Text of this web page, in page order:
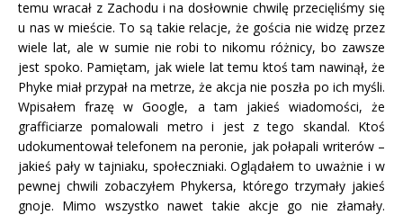
temu wracał z Zachodu i na dosłownie chwilę przecięliśmy się
u nas w mieście. To są takie relacje, że gościa nie widzę przez
wiele lat, ale w sumie nie robi to nikomu różnicy, bo zawsze
jest spoko. Pamiętam, jak wiele lat temu ktoś tam nawinął, że
Phyke miał przypał na metrze, że akcja nie poszła po ich myśli.
Wpisałem frazę w Google, a tam jakieś wiadomości, że
grafficiarze pomalowali metro i jest z tego skandal. Ktoś
udokumentował telefonem na peronie, jak połapali writerów –
jakieś pały w tajniaku, społeczniaki. Oglądałem to uważnie i w
pewnej chwili zobaczyłem Phykersa, którego trzymały jakieś
gnoje. Mimo wszystko nawet takie akcje go nie złamały.